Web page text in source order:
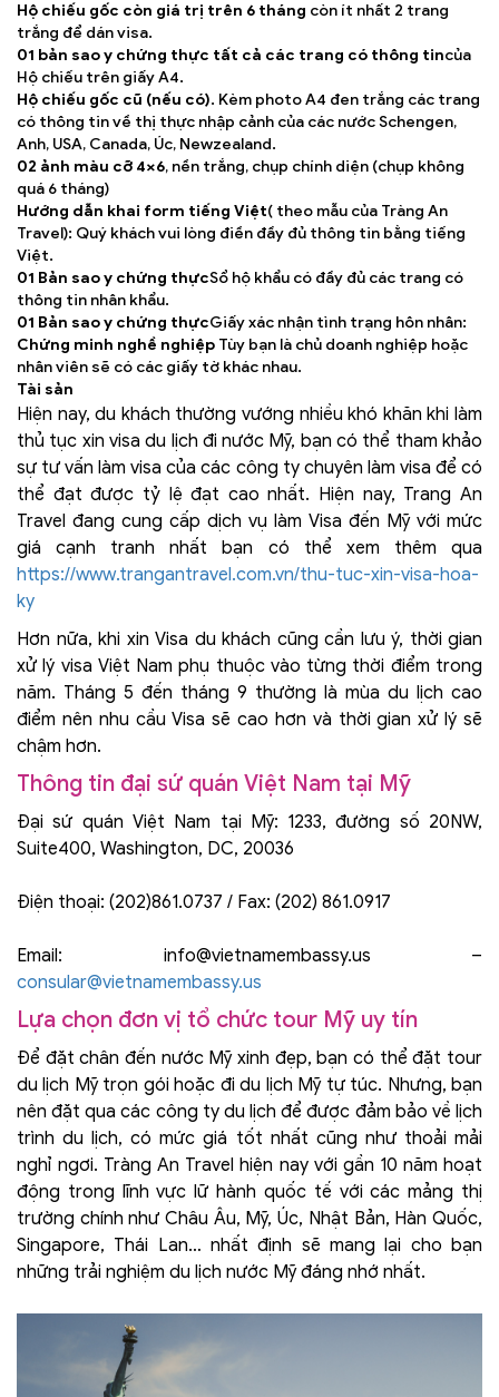
Hộ chiếu gốc còn giá trị trên 6 tháng còn ít nhất 2 trang
trắng để dán visa.
01 bản sao y chứng thực tất cả các trang có thông tincủa
Hộ chiếu trên giấy A4.
Hộ chiếu gốc cũ (nếu có). Kèm photo A4 đen trắng các trang
có thông tin về thị thực nhập cảnh của các nước Schengen,
Anh, USA, Canada, Úc, Newzealand.
02 ảnh màu cỡ 4×6, nền trắng, chụp chính diện (chụp không
quá 6 tháng)
Hướng dẫn khai form tiếng Việt( theo mẫu của Tràng An
Travel): Quý khách vui lòng điền đầy đủ thông tin bằng tiếng
Việt.
01 Bản sao y chứng thựcSổ hộ khẩu có đầy đủ các trang có
thông tin nhân khẩu.
01 Bản sao y chứng thựcGiấy xác nhận tình trạng hôn nhân:
Chứng minh nghề nghiệp Tùy bạn là chủ doanh nghiệp hoặc
nhân viên sẽ có các giấy tờ khác nhau.
Tài sản
Hiện nay, du khách thường vướng nhiều khó khăn khi làm
thủ tục xin visa du lịch đi nước Mỹ, bạn có thể tham khảo
sự tư vấn làm visa của các công ty chuyên làm visa để có
thể đạt được tỷ lệ đạt cao nhất. Hiện nay, Trang An
Travel đang cung cấp dịch vụ làm Visa đến Mỹ với mức
giá cạnh tranh nhất bạn có thể xem thêm qua
https://www.trangantravel.com.vn/thu-tuc-xin-visa-hoa-
ky
Hơn nữa, khi xin Visa du khách cũng cần lưu ý, thời gian
xử lý visa Việt Nam phụ thuộc vào từng thời điểm trong
năm. Tháng 5 đến tháng 9 thường là mùa du lịch cao
điểm nên nhu cầu Visa sẽ cao hơn và thời gian xử lý sẽ
chậm hơn.
Thông tin đại sứ quán Việt Nam tại Mỹ
Đại sứ quán Việt Nam tại Mỹ: 1233, đường số 20NW,
Suite400, Washington, DC, 20036
Điện thoại: (202)861.0737 / Fax: (202) 861.0917
Email: info@vietnamembassy.us –
consular@vietnamembassy.us
Lựa chọn đơn vị tổ chức tour Mỹ uy tín
Để đặt chân đến nước Mỹ xinh đẹp, bạn có thể đặt tour
du lịch Mỹ trọn gói hoặc đi du lịch Mỹ tự túc. Nhưng, bạn
nên đặt qua các công ty du lịch để được đảm bảo về lịch
trình du lịch, có mức giá tốt nhất cũng như thoải mải
nghỉ ngơi. Tràng An Travel hiện nay với gần 10 năm hoạt
động trong lĩnh vực lữ hành quốc tế với các mảng thị
trường chính như Châu Âu, Mỹ, Úc, Nhật Bản, Hàn Quốc,
Singapore, Thái Lan… nhất định sẽ mang lại cho bạn
những trải nghiệm du lịch nước Mỹ đáng nhớ nhất.